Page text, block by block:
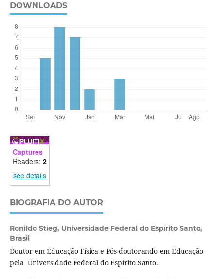
DOWNLOADS
Captures
Readers: 2
see details
BIOGRAFIA DO AUTOR
Ronildo Stieg, Universidade Federal do Espírito Santo,
Brasil
Doutor em Educação Física e Pós-doutorando em Educação
pela Universidade Federal do Espírito Santo.